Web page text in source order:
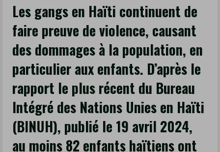
le
rapport
le
plus
récent
du
Intégré
des
Nations
Les gangs en Haïti continuent de
faire preuve de violence, causant
des dommages à la population, en
particulier aux enfants. D’après le
rapport le plus récent du Bureau
Intégré des Nations Unies en Haïti
(BINUH), publié le 19 avril 2024,
au moins 82 enfants haïtiens ont